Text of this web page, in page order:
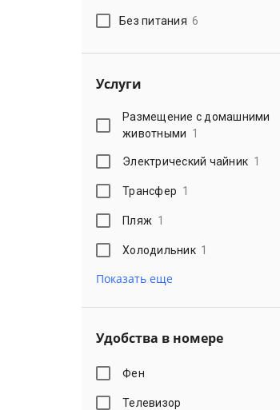
Без питания 6
Услуги
Размещение с домашними
животными 1
Электрический чайник 1
Трансфер 1
Пляж 1
Холодильник 1
Показать еще
Удобства в номере
Фен
Телевизор